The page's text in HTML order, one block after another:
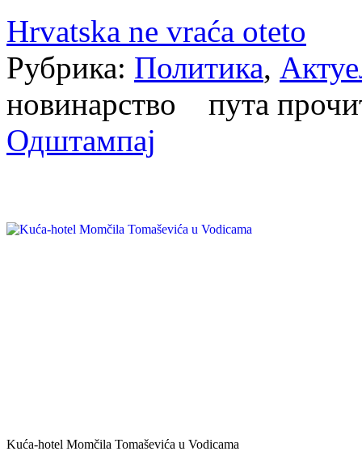
Hrvatska ne vraća oteto
Рубрика: Политика,
новинарство пута
Одштампај
Kuća-hotel Momčila Tomaševića u Vodicama